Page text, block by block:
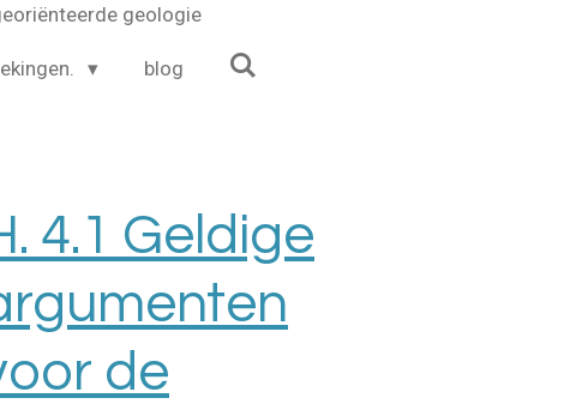
geologie
blog
4.1 Geldige
de